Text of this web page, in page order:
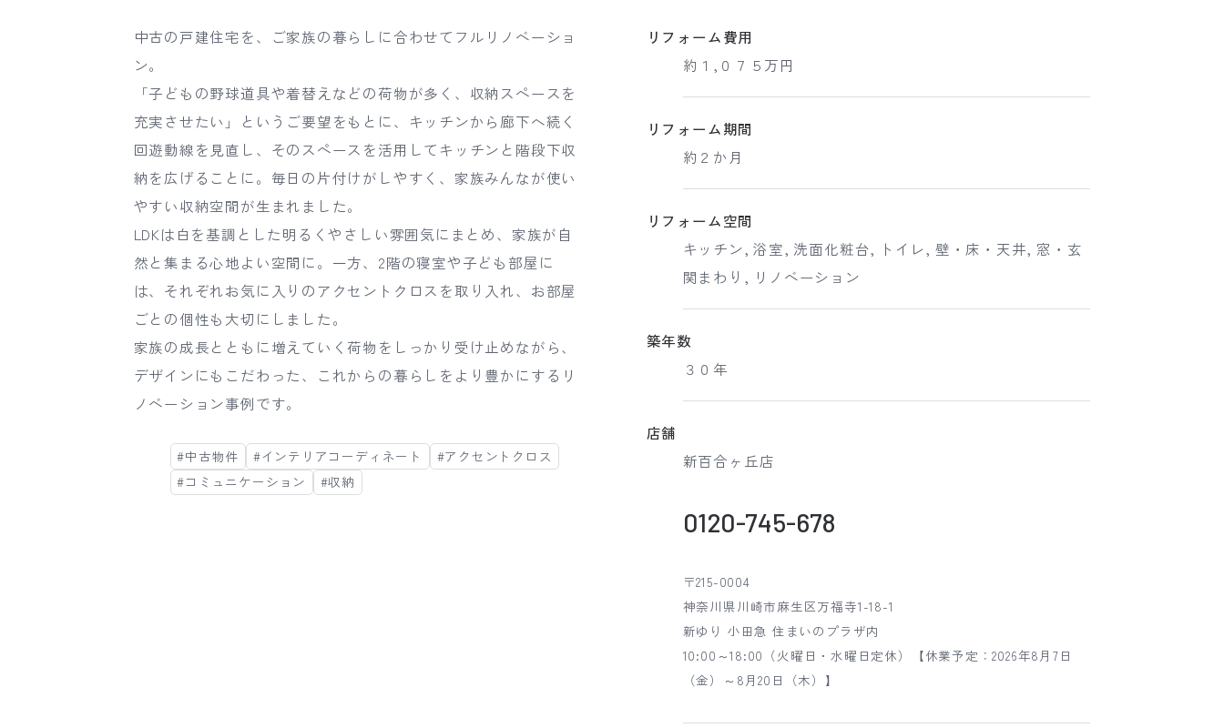
中古の戸建住宅を、ご家族の暮らしに合わせてフルリノベーショ
ン。
「子どもの野球道具や着替えなどの荷物が多く、収納スペースを
充実させたい」というご要望をもとに、キッチンから廊下へ続く
回遊動線を見直し、そのスペースを活用してキッチンと階段下収
納を広げることに。毎日の片付けがしやすく、家族みんなが使い
やすい収納空間が生まれました。
LDKは白を基調とした明るくやさしい雰囲気にまとめ、家族が自
然と集まる心地よい空間に。一方、2階の寝室や子ども部屋に
は、それぞれお気に入りのアクセントクロスを取り入れ、お部屋
ごとの個性も大切にしました。
家族の成長とともに増えていく荷物をしっかり受け止めながら、
デザインにもこだわった、これからの暮らしをより豊かにするリ
ノベーション事例です。
#中古物件 #インテリアコーディネート
#アクセントクロス
#コミュニケーション
#収納
リフォーム費用
約１,０７５万円
リフォーム期間
約２か月
リフォーム空間
キッチン, 浴室, 洗面化粧台, トイレ, 壁・床・天井, 窓・玄
関まわり, リノベーション
築年数
３０年
店舗
新百合ヶ丘店
0120-745-678
〒215-0004
神奈川県川崎市麻生区万福寺1-18-1
新ゆり 小田急 住まいのプラザ内
10:00～18:00（火曜日・水曜日定休）【休業予定：2026年8月7日
（金）～8月20日（木）】